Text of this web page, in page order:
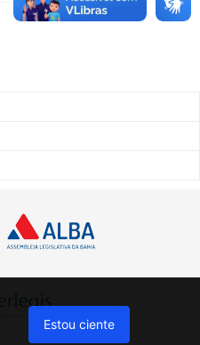
Estou ciente